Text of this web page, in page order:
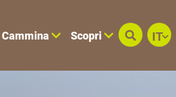
Cammina Scopri IT